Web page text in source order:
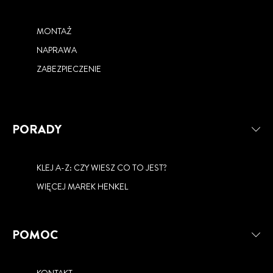
MONTAŻ
NAPRAWA
ZABEZPIECZENIE
PORADY
KLEJ A-Z: CZY WIESZ CO TO JEST?
WIĘCEJ MAREK HENKEL
POMOC